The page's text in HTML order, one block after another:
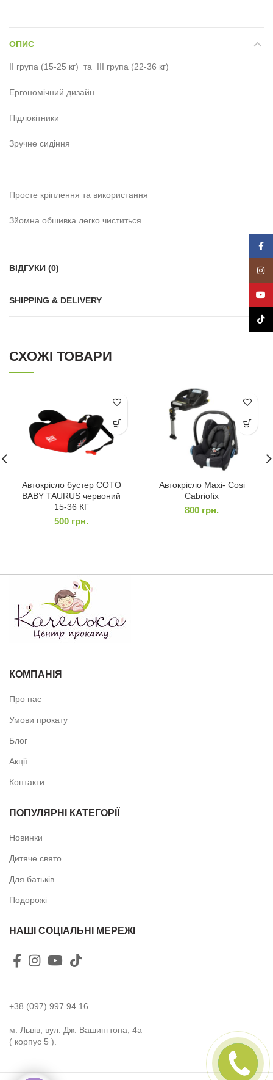
ОПИС
II група (15-25 кг) та III група (22-36 кг)
Ергономічний дизайн
Підлокітники
Зручне сидіння
Просте кріплення та використання
Зйомна обшивка легко чиститься
ВІДГУКИ (0)
SHIPPING & DELIVERY
СХОЖІ ТОВАРИ
Автокрісло бустер COTO
BABY TAURUS червоний
15-36 КГ
500 грн.
Автокрісло Maxi- Cosi
Cabriofix
800 грн.
КОМПАНІЯ
Про нас
Умови прокату
Блог
Акції
Контакти
ПОПУЛЯРНІ КАТЕГОРІЇ
Новинки
Дитяче свято
Для батьків
Подорожі
НАШІ СОЦІАЛЬНІ МЕРЕЖІ
+38 (097) 997 94 16
м. Львів, вул. Дж. Вашингтона, 4а
( корпус 5 ).
ПЕРЕДЗВОНІТЬ
МЕНІ